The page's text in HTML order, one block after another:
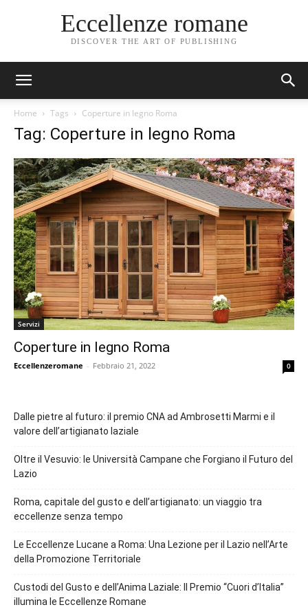
Eccellenze romane
DISCOVER THE ART OF PUBLISHING
Home Tags Coperture in legno Roma
Tag: Coperture in legno Roma
Servizi
Coperture in legno Roma
Eccellenzeromane - Febbraio 21, 2022 0
Dalle pietre al futuro: il premio CNA ad Ambrosetti Marmi e il
valore dell’artigianato laziale
Oltre il Vesuvio: le Università Campane che Forgiano il Futuro del
Lazio
Roma, capitale del gusto e dell’artigianato: un viaggio tra
eccellenze senza tempo
Le Eccellenze Lucane a Roma: Una Lezione per il Lazio nell’Arte
della Promozione Territoriale
Custodi del Gusto e dell’Anima Laziale: Il Premio “Cuori d’Italia”
illumina le Eccellenze Romane